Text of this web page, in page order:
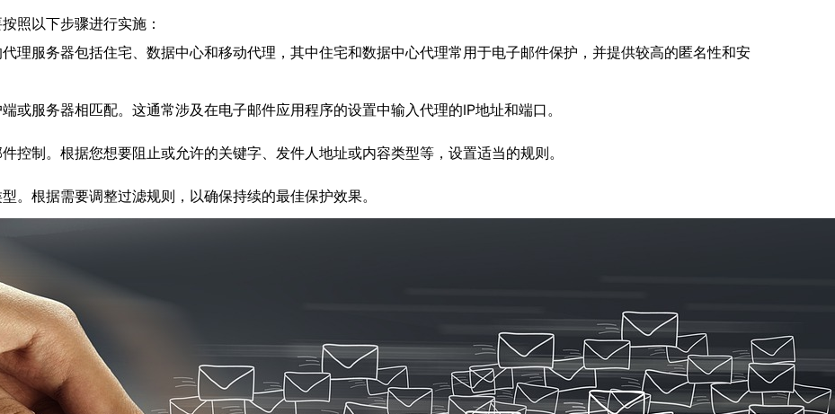
照以下步骤进行实施：
理服务器包括住宅、数据中心和移动代理，其中住宅和数据中心代理常用于电子邮件保护，并提供较高的匿名性和安
或服务器相匹配。这通常涉及在电子邮件应用程序的设置中输入代理的IP地址和端口。
控制。根据您想要阻止或允许的关键字、发件人地址或内容类型等，设置适当的规则。
。根据需要调整过滤规则，以确保持续的最佳保护效果。